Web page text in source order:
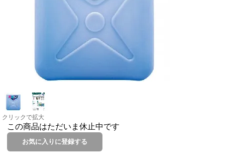
クリックで拡大
この商品はただいま休止中です